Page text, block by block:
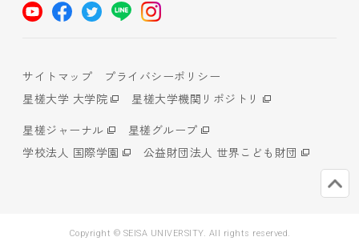
サイトマップ
プライバシーポリシー
星槎大学 大学院
星槎大学機関リポジトリ
星槎ジャーナル
星槎グループ
学校法人 国際学園
公益財団法人 世界こども財団
Copyright © SEISA UNIVERSITY. All rights reserved.